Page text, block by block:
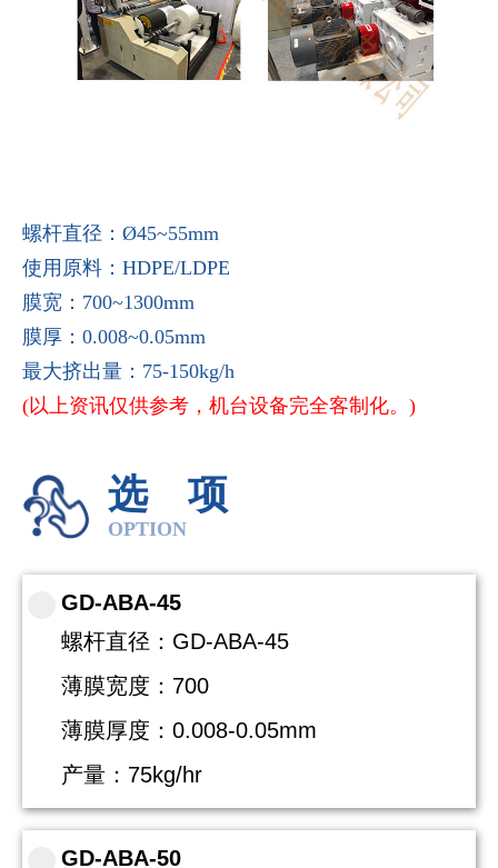
螺杆直径：Ø45~55mm
使用原料：HDPE/LDPE
膜宽：700~1300mm
膜厚：0.008~0.05mm
最大挤出量：75-150kg/h
(以上资讯仅供参考，机台设备完全客制化。)
选项
OPTION
GD-ABA-45
螺杆直径：GD-ABA-45
薄膜宽度：700
薄膜厚度：0.008-0.05mm
产量：75kg/hr
GD-ABA-50